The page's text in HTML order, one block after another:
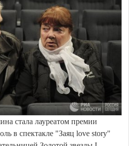
стала лауреатом премии
в спектакле "Заяц love story"